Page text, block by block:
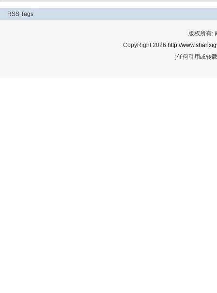
RSS Tags
版权所有:
CopyRight 2026 http://
（任何引用或转